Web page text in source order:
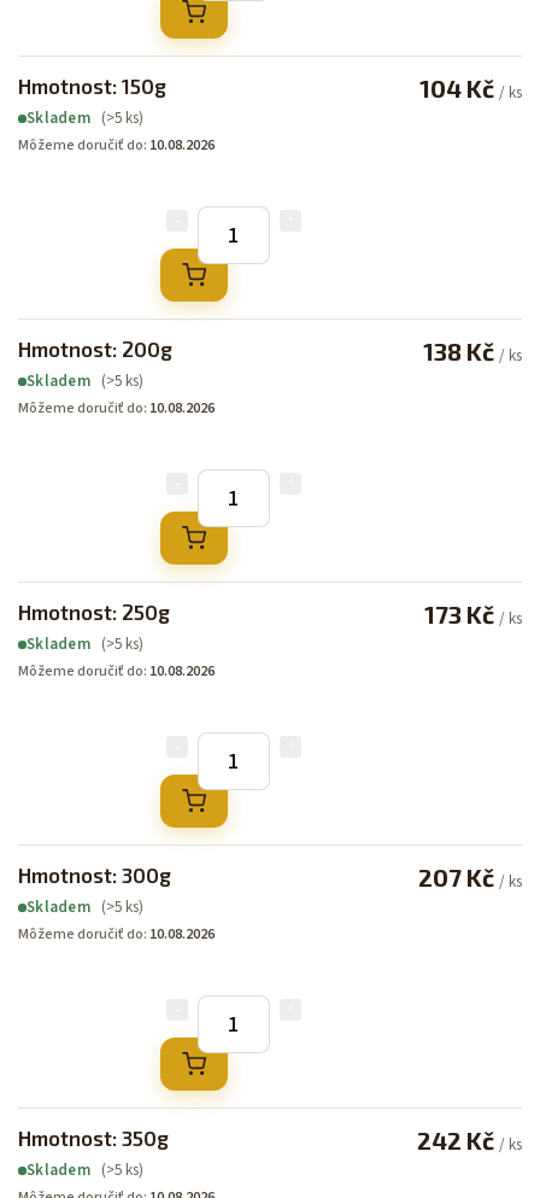
Hmotnost: 150g
Skladem (>5 ks)
Môžeme doručiť do: 10.08.2026
104 Kč / ks
Hmotnost: 200g
Skladem (>5 ks)
Môžeme doručiť do: 10.08.2026
138 Kč / ks
Hmotnost: 250g
Skladem (>5 ks)
Môžeme doručiť do: 10.08.2026
173 Kč / ks
Hmotnost: 300g
Skladem (>5 ks)
Môžeme doručiť do: 10.08.2026
207 Kč / ks
Hmotnost: 350g
Skladem (>5 ks)
242 Kč / ks